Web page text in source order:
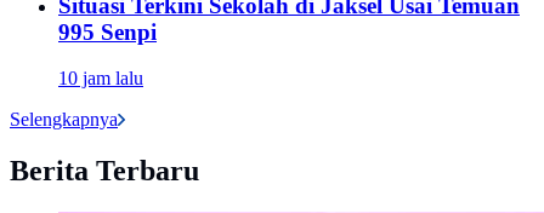
995 Senpi
10 jam lalu
Selengkapnya
Berita Terbaru